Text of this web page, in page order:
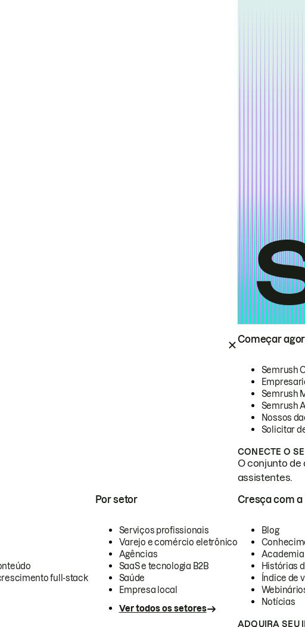
Começar
Semrush
Semrush
Semrush
Nossos
Solicitar
CONECTE O
O conjunto de
assistentes.
full-stack
Por setor
Serviços profissionais
Varejo e comércio eletrônico
Agências
SaaS e tecnologia B2B
Saúde
Empresa local
Ver todos os setores
Cresça com a
Blog
Academia
Histórias
Índice de
Notícias
ADQUIRA SEU